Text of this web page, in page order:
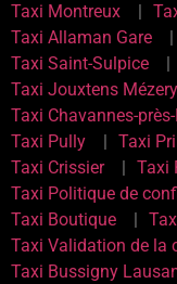
Taxi Montreux
Taxi Allaman Gare
Taxi Saint-Sulpice
Taxi Jouxtens
Taxi Chavannes-
Taxi Pully
Taxi
Taxi Crissier
Taxi
Taxi Politique de
Taxi Boutique
Taxi Validation de la
Taxi Bussigny